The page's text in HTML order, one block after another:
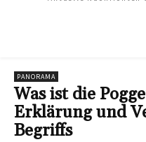
PANORAMA
Was ist die
Erklärung und
Begriffs